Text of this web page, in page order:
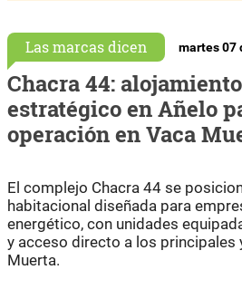
Las marcas dicen martes 07
Chacra 44:
estratégico en Añelo
operación en Vaca
El complejo Chacra 44 se
habitacional diseñada para
energético, con unidades
y acceso directo a los principales
Muerta.